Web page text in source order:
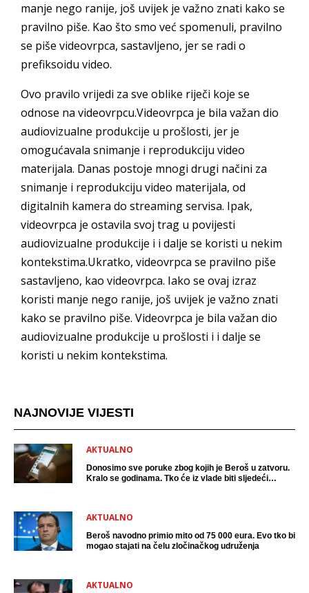
manje nego ranije, još uvijek je važno znati kako se
pravilno piše. Kao što smo već spomenuli, pravilno
se piše videovrpca, sastavljeno, jer se radi o
prefiksoidu video.
Ovo pravilo vrijedi za sve oblike riječi koje se
odnose na videovrpcu.Videovrpca je bila važan dio
audiovizualne produkcije u prošlosti, jer je
omogućavala snimanje i reprodukciju video
materijala. Danas postoje mnogi drugi načini za
snimanje i reprodukciju video materijala, od
digitalnih kamera do streaming servisa. Ipak,
videovrpca je ostavila svoj trag u povijesti
audiovizualne produkcije i i dalje se koristi u nekim
kontekstima.Ukratko, videovrpca se pravilno piše
sastavljeno, kao videovrpca. Iako se ovaj izraz
koristi manje nego ranije, još uvijek je važno znati
kako se pravilno piše. Videovrpca je bila važan dio
audiovizualne produkcije u prošlosti i i dalje se
koristi u nekim kontekstima.
NAJNOVIJE VIJESTI
AKTUALNO
Donosimo sve poruke zbog kojih je Beroš u zatvoru.
Kralo se godinama. Tko će iz vlade biti sljedeći
AKTUALNO
Beroš navodno primio mito od 75 000 eura. Evo tko bi
mogao stajati na čelu zločinačkog udruženja
AKTUALNO